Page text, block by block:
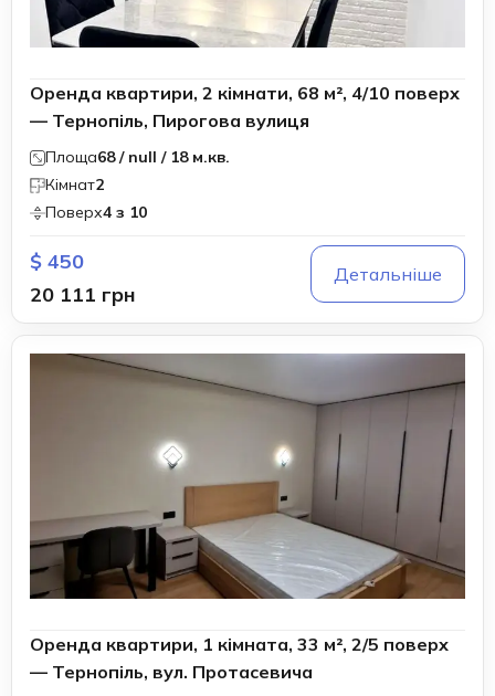
Оренда квартири, 2 кімнати, 68 м², 4/10 поверх
— Тернопіль, Пирогова вулиця
Площа68 / null / 18 м.кв.
Кімнат2
Поверх4 з 10
$ 450
20 111 грн
Детальніше
Оренда квартири, 1 кімната, 33 м², 2/5 поверх
— Тернопіль, вул. Протасевича